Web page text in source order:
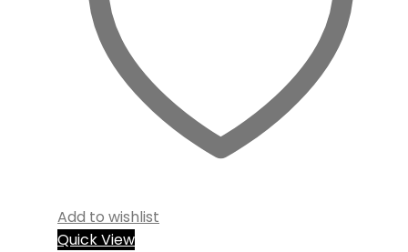
Add to wishlist
Quick View